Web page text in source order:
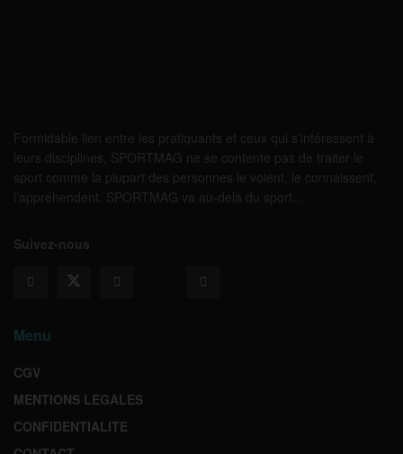
Formidable lien entre les pratiquants et ceux qui s’intéressent à
leurs disciplines, SPORTMAG ne se contente pas de traiter le
sport comme la plupart des personnes le voient, le connaissent,
l’appréhendent. SPORTMAG va au-delà du sport…
Suivez-nous
Menu
CGV
MENTIONS LEGALES
CONFIDENTIALITE